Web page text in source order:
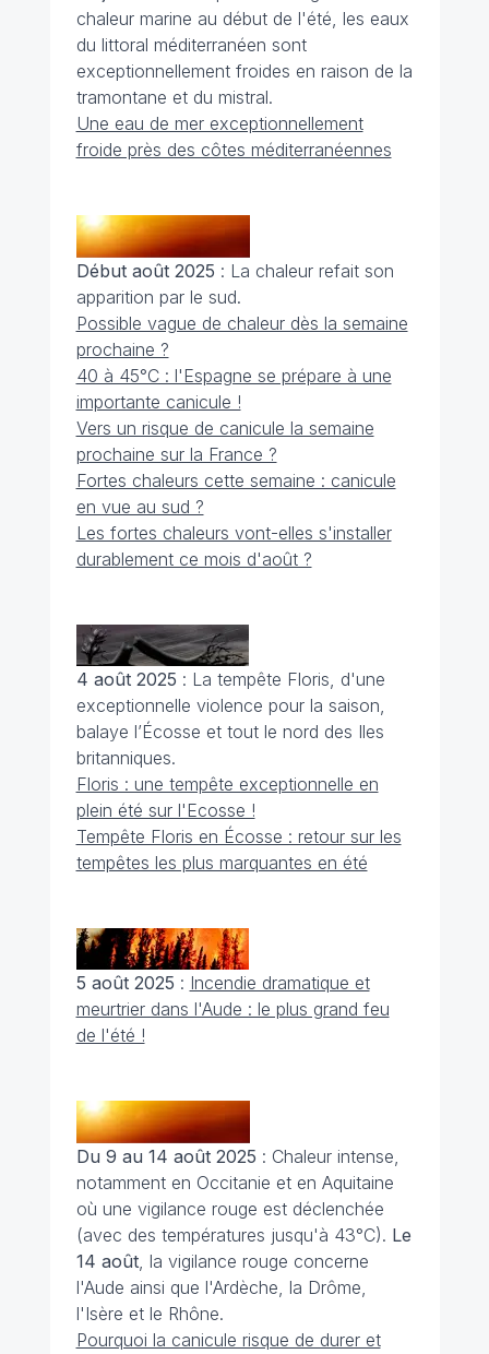
chaleur marine au début de l'été, les eaux
du littoral méditerranéen sont
exceptionnellement froides en raison de la
tramontane et du mistral.
Une eau de mer exceptionnellement
froide près des côtes méditerranéennes
Début août 2025 : La chaleur refait son
apparition par le sud.
Possible vague de chaleur dès la semaine
prochaine ?
40 à 45°C : l'Espagne se prépare à une
importante canicule !
Vers un risque de canicule la semaine
prochaine sur la France ?
Fortes chaleurs cette semaine : canicule
en vue au sud ?
Les fortes chaleurs vont-elles s'installer
durablement ce mois d'août ?
4 août 2025 : La tempête Floris, d'une
exceptionnelle violence pour la saison,
balaye l’Écosse et tout le nord des Iles
britanniques.
Floris : une tempête exceptionnelle en
plein été sur l'Ecosse !
Tempête Floris en Écosse : retour sur les
tempêtes les plus marquantes en été
5 août 2025 : Incendie dramatique et
meurtrier dans l'Aude : le plus grand feu
de l'été !
Du 9 au 14 août 2025 : Chaleur intense,
notamment en Occitanie et en Aquitaine
où une vigilance rouge est déclenchée
(avec des températures jusqu'à 43°C). Le
14 août, la vigilance rouge concerne
l'Aude ainsi que l'Ardèche, la Drôme,
l'Isère et le Rhône.
Pourquoi la canicule risque de durer et